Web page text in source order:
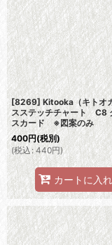
[8269] Kitooka（キトオ
スステッチチャート C8
スカード ※図案のみ
400円(税別)
(税込: 440円)
カートに入